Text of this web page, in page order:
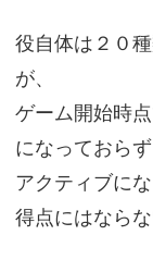
役自体は２０
が、
ゲーム開始時
になっておらず
アクティブに
得点にはなら